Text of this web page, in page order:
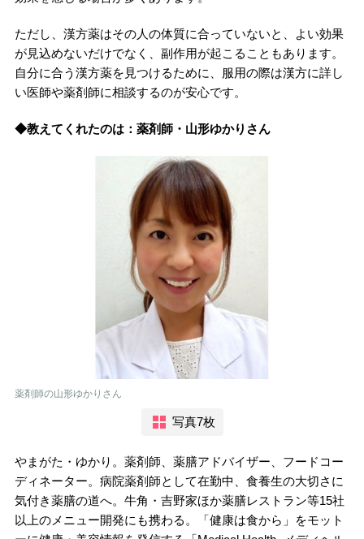
ただし、漢方薬はその人の体質に合っていないと、よい効果
が見込めないだけでなく、副作用が起こることもあります。
自分に合う漢方薬を見つけるために、服用の際は漢方に詳し
い医師や薬剤師に相談するのが安心です。
◆教えてくれたのは：薬剤師・山形ゆかりさん
薬剤師の山形ゆかりさん
写真7枚
やまがた・ゆかり。薬剤師、薬膳アドバイザー、フードコー
ディネーター。病院薬剤師として在勤中、食養生の大切さに
気付き薬膳の道へ。牛角・吉野家ほか薬膳レストラン等15社
以上のメニュー開発にも携わる。「健康は食から」をモット